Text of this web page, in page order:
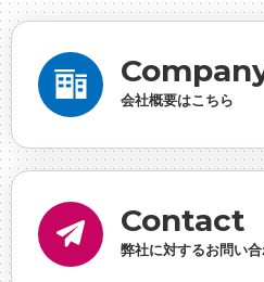
デザイナー
#プランナー
ラム愛
事業実績
#事業紹介 #仕事
#休業日
らん
#健康企業宣言 #健
理・ゲームPM
#勉強会
に理解した
会社概要はこちら
Contact
弊社に対するお問い